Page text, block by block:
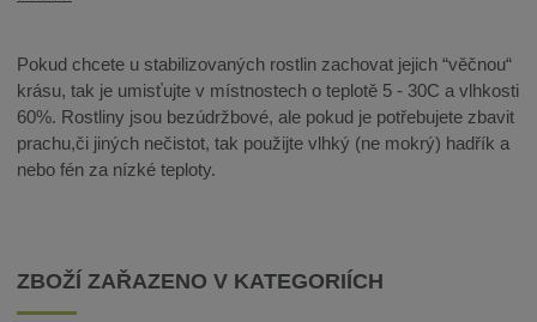
Pokud chcete u stabilizovaných rostlin zachovat jejich “věčnou“
krásu, tak je umisťujte v místnostech o teplotě 5 - 30C a vlhkosti
60%. Rostliny jsou bezúdržbové, ale pokud je potřebujete zbavit
prachu,či jiných nečistot, tak použijte vlhký (ne mokrý) hadřík a
nebo fén za nízké teploty.
ZBOŽÍ ZAŘAZENO V KATEGORIÍCH